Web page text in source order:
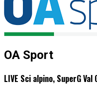
OA Sport
LIVE Sci alpino, SuperG